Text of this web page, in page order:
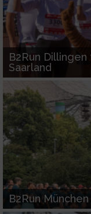
B2Run
Saarland
B2Run